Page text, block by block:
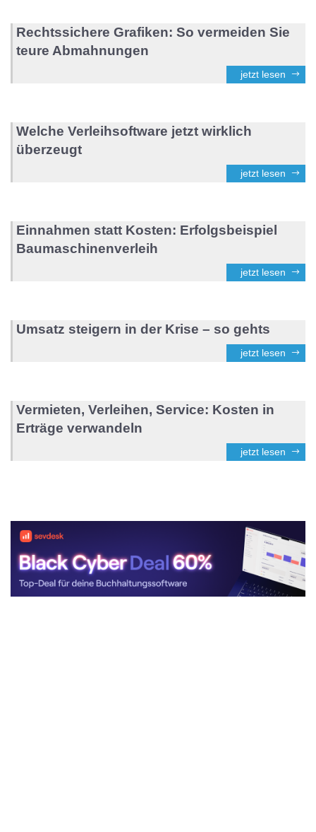
Rechtssichere Grafiken: So vermeiden Sie
teure Abmahnungen
jetzt lesen
Welche Verleihsoftware jetzt wirklich
überzeugt
jetzt lesen
Einnahmen statt Kosten: Erfolgsbeispiel
Baumaschinenverleih
jetzt lesen
Umsatz steigern in der Krise – so gehts
jetzt lesen
Vermieten, Verleihen, Service: Kosten in
Erträge verwandeln
jetzt lesen